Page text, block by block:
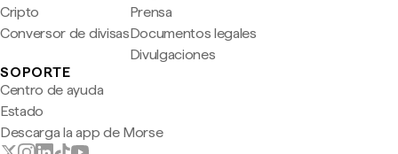
Cripto
Conversor de divisas
Prensa
Documentos legales
Divulgaciones
SOPORTE
Centro de ayuda
Estado
Descarga la app de Morse